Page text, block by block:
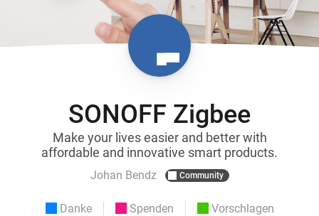
SONOFF Zigbee
Make your lives easier and better with
affordable and innovative smart products.
Johan Bendz Community
Danke Spenden Vorschlagen